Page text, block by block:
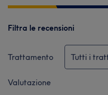
Filtra le recensioni
Trattamento Tutti i
Valutazione